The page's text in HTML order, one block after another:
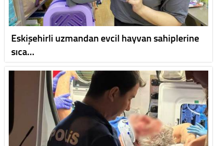
Eskişehirli uzmandan evcil hayvan sahiplerine
sıca…